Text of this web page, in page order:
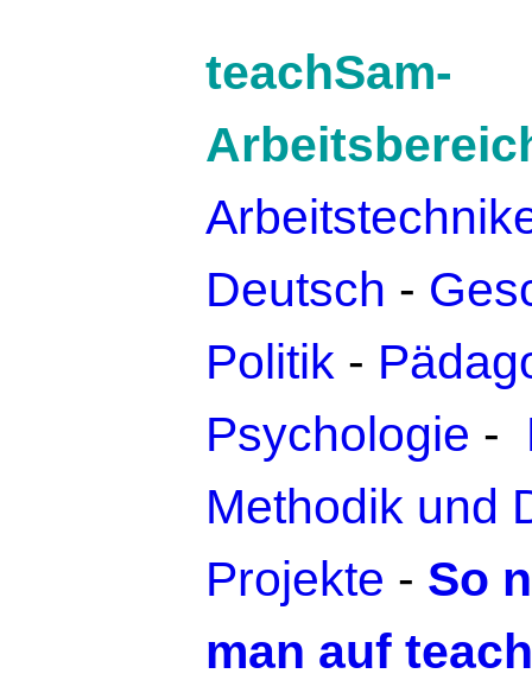
teachSam-
Deutsch -
Politik -
Psychologie -
Methodik und
Projekte - So
man auf